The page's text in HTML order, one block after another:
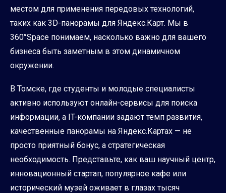
местом для применения передовых технологий,
таких как 3D-панорамы для Яндекс.Карт. Мы в
360°Space понимаем, насколько важно для вашего
бизнеса быть заметным в этом динамичном
окружении.
В Томске, где студенты и молодые специалисты
активно используют онлайн-сервисы для поиска
информации, а IT-компании задают темп развития,
качественные панорамы на Яндекс.Картах — не
просто приятный бонус, а стратегическая
необходимость. Представьте, как ваш научный центр,
инновационный стартап, популярное кафе или
исторический музей оживает в глазах тысяч